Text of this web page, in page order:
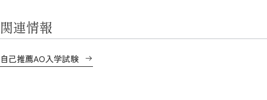
MGグッズ オンラインショップ
（外部サイト）
関連情報
自己推薦AO入学試験